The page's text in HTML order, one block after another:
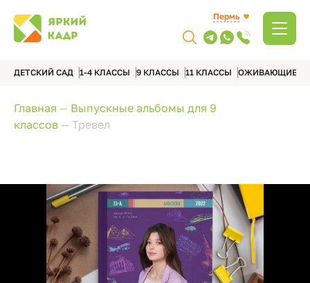
Пермь
ДЕТСКИЙ САД 1-4 КЛАССЫ 9 КЛАССЫ 11 КЛАССЫ ОЖИВАЮЩИЕ
Главная — Выпускные альбомы для 9
классов — Тревел